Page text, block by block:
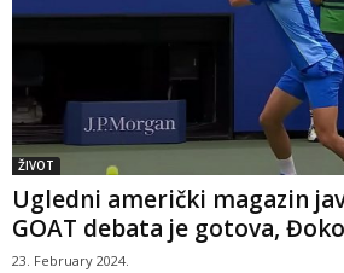
ŽIVOT
Ugledni američki magazin
GOAT debata je gotova,
23. February 2024.